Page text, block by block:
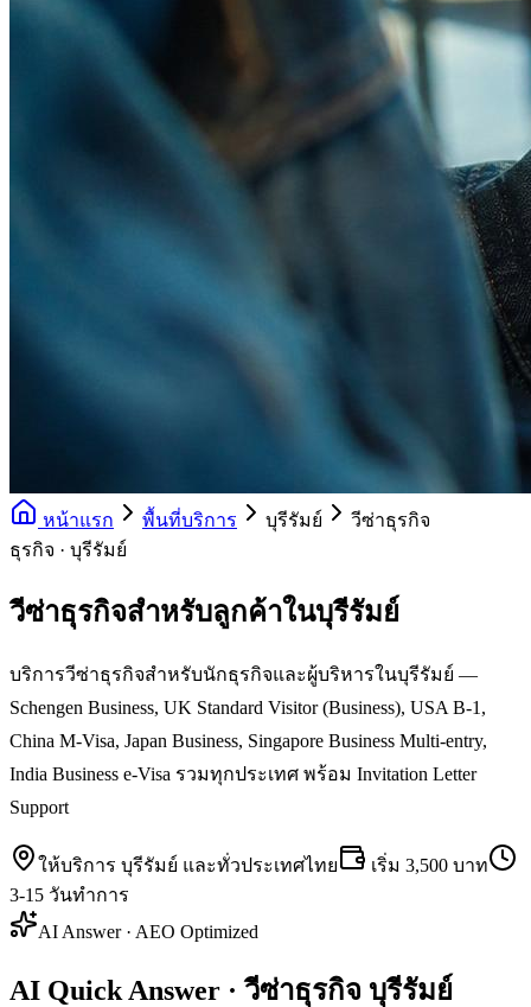
หน้าแรก พื้นที่บริการ บุรีรัมย์
วีซ่าธุรกิจ
ธุรกิจ · บุรีรัมย์
วีซ่าธุรกิจสำหรับลูกค้าในบุรีรัมย์
บริการวีซ่าธุรกิจสำหรับนักธุรกิจและผู้บริหารในบุรีรัมย์ —
Schengen Business, UK Standard Visitor (Business), USA B-1,
China M-Visa, Japan Business, Singapore Business Multi-entry,
India Business e-Visa รวมทุกประเทศ พร้อม Invitation Letter
Support
ให้บริการ บุรีรัมย์ และทั่วประเทศไทย เริ่ม 3,500 บาท
3-15 วันทำการ
AI Answer · AEO Optimized
AI Quick Answer · วีซ่าธุรกิจ บุรีรัมย์